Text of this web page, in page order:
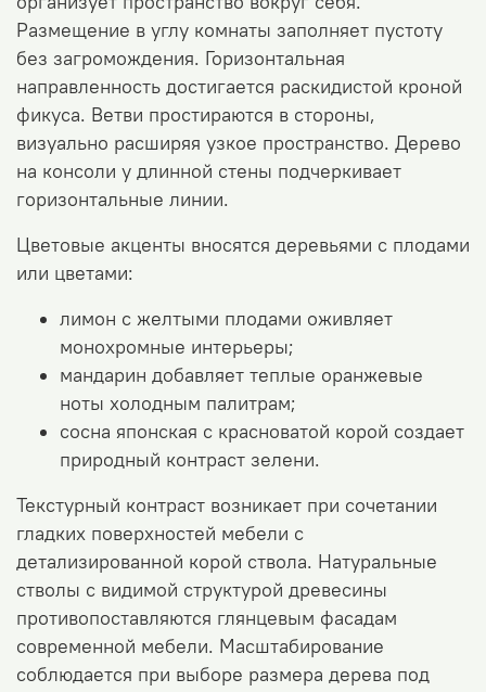
Размещение в углу комнаты заполняет пустоту
без загромождения. Горизонтальная
направленность достигается раскидистой кроной
фикуса. Ветви простираются в стороны,
визуально расширяя узкое пространство. Дерево
на консоли у длинной стены подчеркивает
горизонтальные линии.
Цветовые акценты вносятся деревьями с плодами
или цветами:
лимон с желтыми плодами оживляет
монохромные интерьеры;
мандарин добавляет теплые оранжевые
ноты холодным палитрам;
сосна японская с красноватой корой создает
природный контраст зелени.
Текстурный контраст возникает при сочетании
гладких поверхностей мебели с
детализированной корой ствола. Натуральные
стволы с видимой структурой древесины
противопоставляются глянцевым фасадам
современной мебели. Масштабирование
соблюдается при выборе размера дерева под